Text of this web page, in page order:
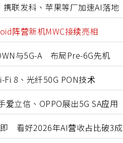
联发科、苹果等厂加速AI落地
阵营新机MWC接续亮相
与5G-A 布局Pre-6G先机
8、光纤50G PON技术
立信、OPPO展出5G SA应用
看好2026年AI营收占比破3成